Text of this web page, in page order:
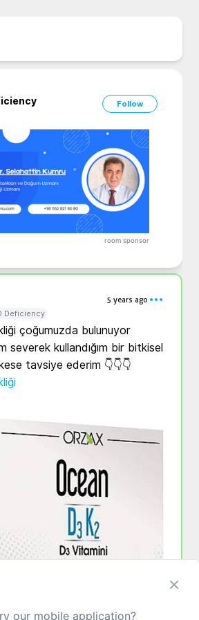
Follow
room sponsor
5 years ago
Deficiency
çoğumuzda bulunuyor
severek kullandığım bir bitkisel
our mobile application?